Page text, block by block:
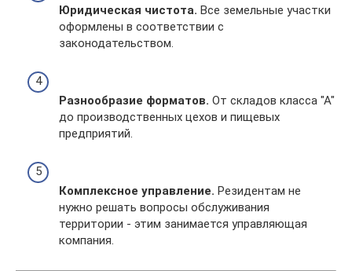
Юридическая чистота. Все земельные участки
оформлены в соответствии с
законодательством.
Разнообразие форматов. От складов класса "А"
до производственных цехов и пищевых
предприятий.
Комплексное управление. Резидентам не
нужно решать вопросы обслуживания
территории - этим занимается управляющая
компания.